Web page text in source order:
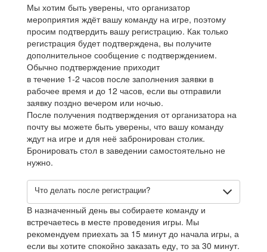
Мы хотим быть уверены, что организатор
мероприятия ждёт вашу команду на игре, поэтому
просим подтвердить вашу регистрацию. Как только
регистрация будет подтверждена, вы получите
дополнительное сообщение с подтверждением.
Обычно подтверждение приходит
в течение 1-2 часов после заполнения заявки в
рабочее время и до 12 часов, если вы отправили
заявку поздно вечером или ночью.
После получения подтверждения от организатора на
почту вы можете быть уверены, что вашу команду
ждут на игре и для неё забронирован столик.
Бронировать стол в заведении самостоятельно не
нужно.
Что делать после регистрации?
В назначенный день вы собираете команду и
встречаетесь в месте проведения игры. Мы
рекомендуем приехать за 15 минут до начала игры, а
если вы хотите спокойно заказать еду, то за 30 минут.